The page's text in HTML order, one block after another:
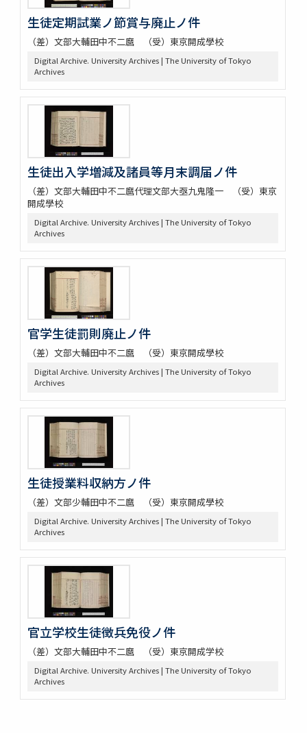
生徒定期試業ノ節賞与廃止ノ件
（差）文部大輔田中不二麿 （受）東京開成學校
Digital Archive. University Archives | The University of Tokyo
Archives
生徒出入学増減及諸員等月末調届ノ件
（差）文部大輔田中不二麿代理文部大亟九鬼隆一 （受）東京
開成學校
Digital Archive. University Archives | The University of Tokyo
Archives
官学生徒罰則廃止ノ件
（差）文部大輔田中不二麿 （受）東京開成學校
Digital Archive. University Archives | The University of Tokyo
Archives
生徒授業料収納方ノ件
（差）文部少輔田中不二麿 （受）東京開成學校
Digital Archive. University Archives | The University of Tokyo
Archives
官立学校生徒徴兵免役ノ件
（差）文部大輔田中不二麿 （受）東京開成学校
Digital Archive. University Archives | The University of Tokyo
Archives